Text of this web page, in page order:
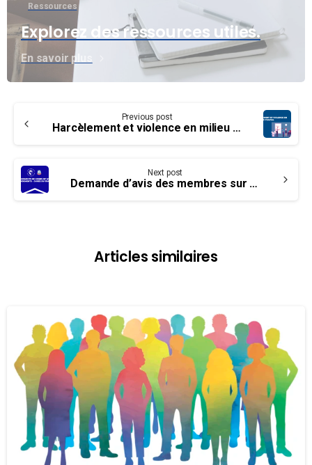
Ressources
Explorez des ressources utiles.
En savoir plus
Reading
Previous post
Harcèlement et violence en milieu de travail – Changements en vigueur à compter du 1er janvier 2021
Next post
Demande d’avis des membres sur les amendements au CCT – Durée du travail
Articles similaires